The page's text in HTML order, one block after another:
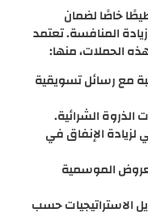
خاصًا لضمان
المنافسة. تعتمد
الحملات، منها:
مع رسائل تسويقية
الذروة الشرائية.
لزيادة الإنفاق في
الموسمية
الاستراتيجيات حسب